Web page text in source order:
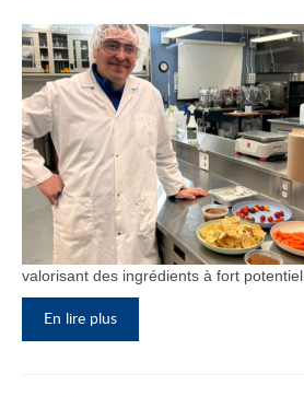
valorisant des ingrédients à fort potentiel.
En lire plus